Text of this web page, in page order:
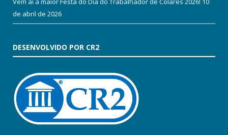
de abril de 2026
DESENVOLVIDO POR CR2